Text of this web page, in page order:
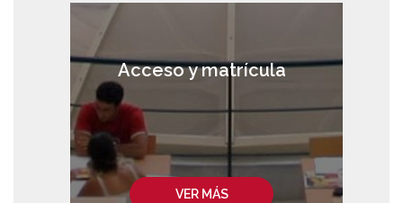
VER MÁS
Acceso y matrícula